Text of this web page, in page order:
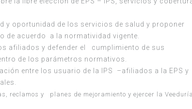
y oportunidad de los servicios de salud y proponer
de acuerdo a la normatividad vigente.
afiliados y defender el cumplimiento de sus
de los parámetros normativos.
entre los usuario de la IPS –afiliados a la EPS y
reclamos y planes de mejoramiento y ejercer la